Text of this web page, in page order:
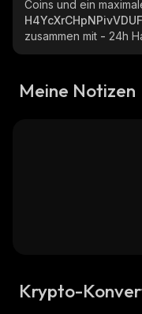
Coins und ein
zusammen mit - 24h
Meine Notizen
Krypto-